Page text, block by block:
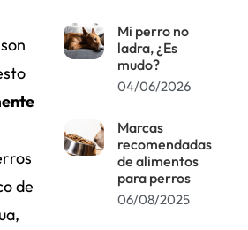
de
Mi perro no
ladra, ¿Es
mudo?
04/06/2026
Marcas
recomendadas
de alimentos
para perros
06/08/2025